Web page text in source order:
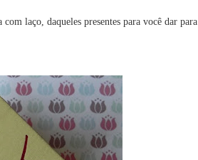
laço, daqueles presentes para você dar para